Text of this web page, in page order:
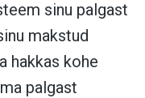
sinu palgast
makstud
hakkas kohe
palgast